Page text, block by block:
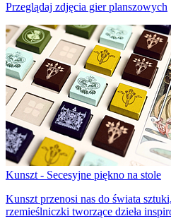
Przeglądaj zdjęcia gier planszowych
Kunszt - Secesyjne piękno na stole
Kunszt przenosi nas do świata
rzemieślniczki tworzące dzieła